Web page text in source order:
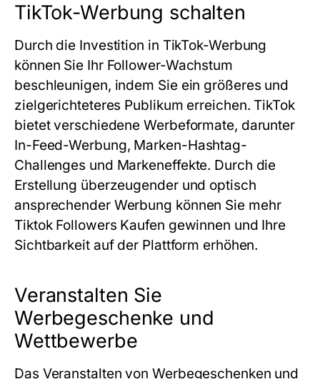
TikTok-Werbung schalten
Durch die Investition in TikTok-Werbung
können Sie Ihr Follower-Wachstum
beschleunigen, indem Sie ein größeres und
zielgerichteteres Publikum erreichen. TikTok
bietet verschiedene Werbeformate, darunter
In-Feed-Werbung, Marken-Hashtag-
Challenges und Markeneffekte. Durch die
Erstellung überzeugender und optisch
ansprechender Werbung können Sie mehr
Tiktok Followers Kaufen gewinnen und Ihre
Sichtbarkeit auf der Plattform erhöhen.
Veranstalten Sie
Werbegeschenke und
Wettbewerbe
Das Veranstalten von Werbegeschenken und